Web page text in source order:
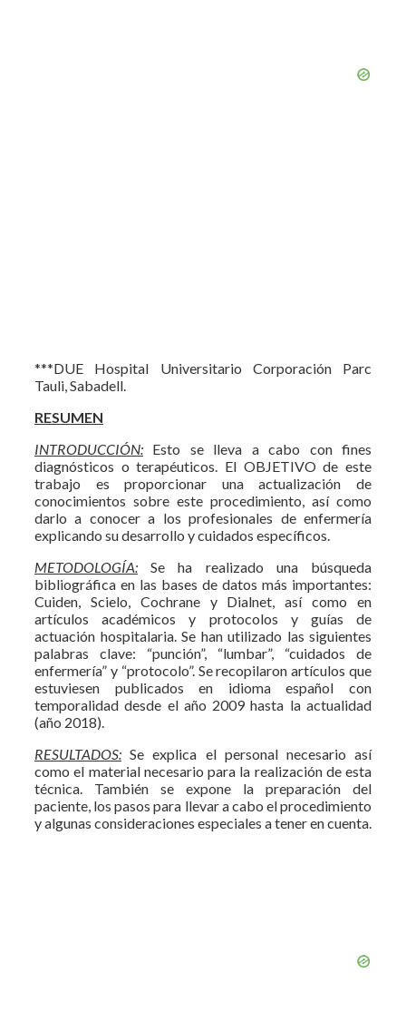
***DUE Hospital Universitario Corporación Parc
Tauli, Sabadell.
RESUMEN
INTRODUCCIÓN: Esto se lleva a cabo con fines
diagnósticos o terapéuticos. El OBJETIVO de este
trabajo es proporcionar una actualización de
conocimientos sobre este procedimiento, así como
darlo a conocer a los profesionales de enfermería
explicando su desarrollo y cuidados específicos.
METODOLOGÍA: Se ha realizado una búsqueda
bibliográfica en las bases de datos más importantes:
Cuiden, Scielo, Cochrane y Dialnet, así como en
artículos académicos y protocolos y guías de
actuación hospitalaria. Se han utilizado las siguientes
palabras clave: “punción”, “lumbar”, “cuidados de
enfermería” y “protocolo”. Se recopilaron artículos que
estuviesen publicados en idioma español con
temporalidad desde el año 2009 hasta la actualidad
(año 2018).
RESULTADOS: Se explica el personal necesario así
como el material necesario para la realización de esta
técnica. También se expone la preparación del
paciente, los pasos para llevar a cabo el procedimiento
y algunas consideraciones especiales a tener en cuenta.